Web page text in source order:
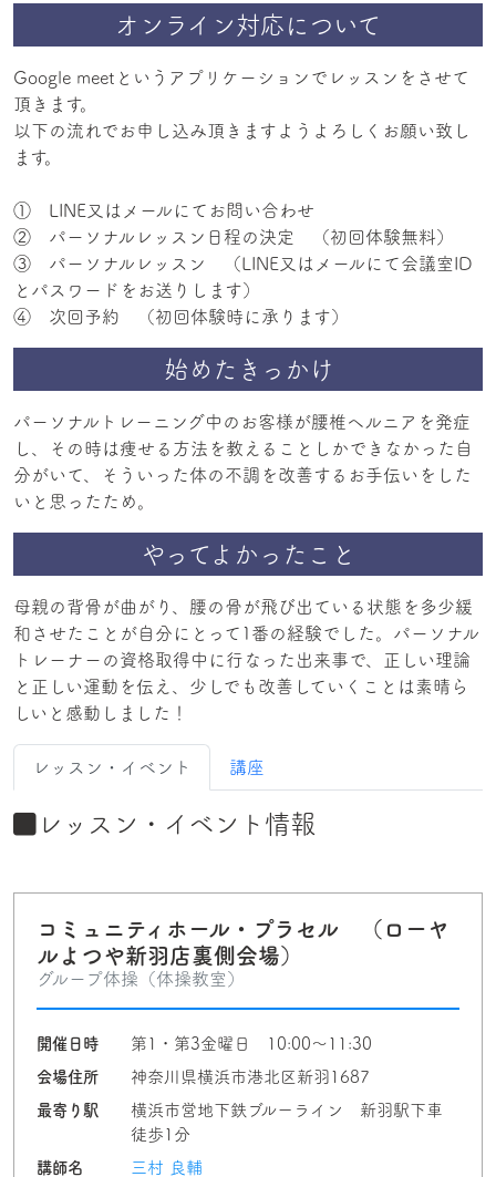
オンライン対応について
Google meetというアプリケーションでレッスンをさせて
頂きます。
以下の流れでお申し込み頂きますようよろしくお願い致し
ます。
① LINE又はメールにてお問い合わせ
② パーソナルレッスン日程の決定 （初回体験無料）
③ パーソナルレッスン （LINE又はメールにて会議室ID
とパスワードをお送りします）
④ 次回予約 （初回体験時に承ります）
始めたきっかけ
パーソナルトレーニング中のお客様が腰椎ヘルニアを発症
し、その時は痩せる方法を教えることしかできなかった自
分がいて、そういった体の不調を改善するお手伝いをした
いと思ったため。
やってよかったこと
母親の背骨が曲がり、腰の骨が飛び出ている状態を多少緩
和させたことが自分にとって1番の経験でした。パーソナル
トレーナーの資格取得中に行なった出来事で、正しい理論
と正しい運動を伝え、少しでも改善していくことは素晴ら
しいと感動しました！
レッスン・イベント 講座
レッスン・イベント情報
コミュニティホール・プラセル （ローヤ
ルよつや新羽店裏側会場）
グループ体操（体操教室）
開催日時
第1・第3金曜日 10:00〜11:30
会場住所
神奈川県横浜市港北区新羽1687
最寄り駅
横浜市営地下鉄ブルーライン 新羽駅下車
徒歩1分
講師名
三村 良輔